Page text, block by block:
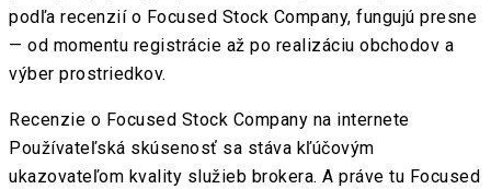
podľa recenzií o Focused Stock Company, fungujú presne
— od momentu registrácie až po realizáciu obchodov a
výber prostriedkov.
Recenzie o Focused Stock Company na internete
Používateľská skúsenosť sa stáva kľúčovým
ukazovateľom kvality služieb brokera. A práve tu Focused